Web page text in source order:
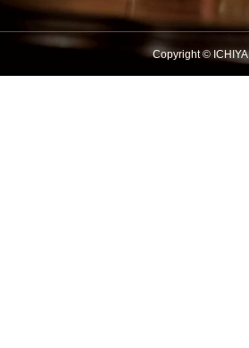
Copyright © ICHIYA